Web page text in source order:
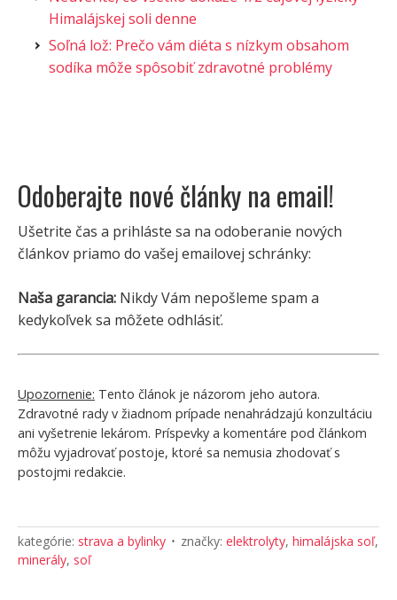
Himalájskej soli denne
Soľná lož: Prečo vám diéta s nízkym obsahom
sodíka môže spôsobiť zdravotné problémy
Odoberajte nové články na email!
Ušetrite čas a prihláste sa na odoberanie nových
článkov priamo do vašej emailovej schránky:
Naša garancia: Nikdy Vám nepošleme spam a
kedykoľvek sa môžete odhlásiť.
Upozornenie: Tento článok je názorom jeho autora.
Zdravotné rady v žiadnom prípade nenahrádzajú konzultáciu
ani vyšetrenie lekárom. Príspevky a komentáre pod článkom
môžu vyjadrovať postoje, ktoré sa nemusia zhodovať s
postojmi redakcie.
kategórie: strava a bylinky značky: elektrolyty, himalájska soľ,
minerály, soľ